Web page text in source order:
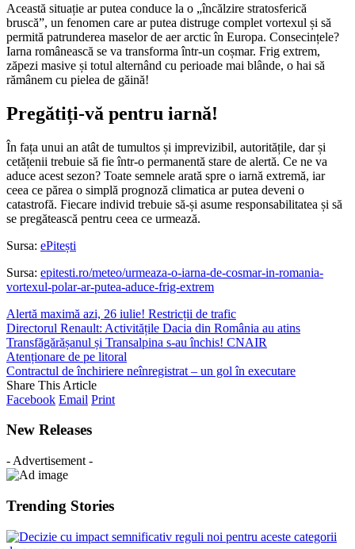
Această situație ar putea conduce la o „încălzire stratosferică
bruscă”, un fenomen care ar putea distruge complet vortexul și să
permită patrunderea maselor de aer arctic în Europa. Consecințele?
Iarna românească se va transforma într-un coșmar. Frig extrem,
zăpezi masive și totul alternând cu perioade mai blânde, o hai să
rămânem cu pielea de găină!
Pregătiți-vă pentru iarnă!
În fața unui an atât de tumultos și imprevizibil, autoritățile, dar și
cetățenii trebuie să fie într-o permanentă stare de alertă. Ce ne va
aduce acest sezon? Toate semnele arată spre o iarnă extremă, iar
ceea ce părea o simplă prognoză climatica ar putea deveni o
catastrofă. Fiecare individ trebuie să-și asume responsabilitatea și să
se pregătească pentru ceea ce urmează.
Sursa: ePitești
Sursa: epitesti.ro/meteo/urmeaza-o-iarna-de-cosmar-in-romania-
vortexul-polar-ar-putea-aduce-frig-extrem
Alertă maximă azi, 26 iulie! Restricții de trafic
Directorul Renault: Activitățile Dacia din România au atins
Transfăgărășanul și Transalpina s-au închis! CNAIR
Atenționare de pe litoral
Contractul de închiriere neînregistrat – un gol în executare
Share This Article
Facebook Email Print
New Releases
- Advertisement -
Trending Stories